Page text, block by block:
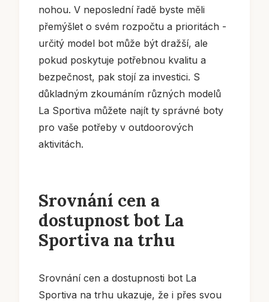
nohou. V neposlední řadě byste měli
přemýšlet o svém rozpočtu a prioritách -
určitý model bot může být dražší, ale
pokud poskytuje potřebnou kvalitu a
bezpečnost, pak stojí za investici. S
důkladným zkoumáním různých modelů
La Sportiva můžete najít ty správné boty
pro vaše potřeby v outdoorových
aktivitách.
Srovnání cen a
dostupnost bot La
Sportiva na trhu
Srovnání cen a dostupnosti bot La
Sportiva na trhu ukazuje, že i přes svou